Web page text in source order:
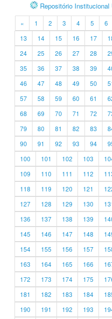
Repositório Institucional
« 1 2 3 4 5 6
13
14 15 16 17
24
25 26 27 28
35
36 37 38 39
46
47 48 49 50
57
58 59 60 61
68
69 70 71 72
79
80 81 82 83
90
91 92 93 94
100
101 102 103
109
110 111 112
118
119 120 121
127
128 129 130
136
137 138 139
145
146 147 148
154
155 156 157
163
164 165 166
172
173 174 175
181
182 183 184
190
191 192 193